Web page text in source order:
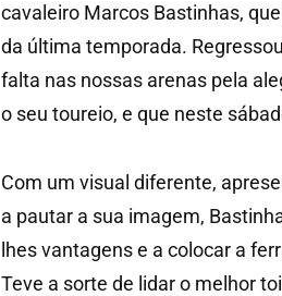
cavaleiro Marcos Bastinhas,
da última temporada.
falta nas nossas arenas pela
o seu toureio, e que neste
Com um visual diferente,
a pautar a sua imagem,
lhes vantagens e a colocar a
Teve a sorte de lidar o melhor